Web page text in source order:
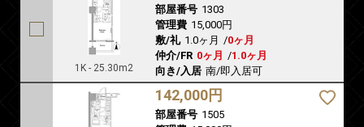
1K - 25.30m2
部屋番号 1303
管理費 15,000円
敷/礼 1.0ヶ月 /0ヶ月
仲介/FR 0ヶ月 /1.0ヶ月
向き/入居 南/即入居可
142,000円
部屋番号 1505